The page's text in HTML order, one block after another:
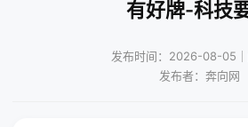
有好牌-科技
发布时间：2026-08-05｜
发布者：奔向网